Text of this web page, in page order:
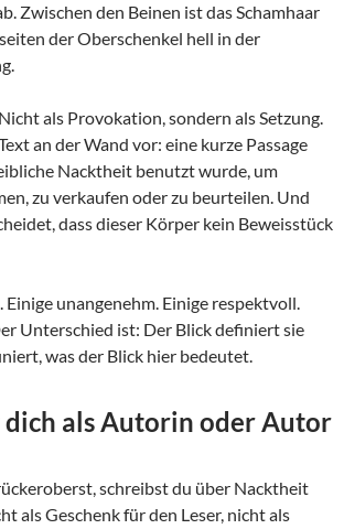
Zwischen den Beinen ist das Schamhaar
der Oberschenkel hell in der
als Provokation, sondern als Setzung.
an der Wand vor: eine kurze Passage
Nacktheit benutzt wurde, um
zu verkaufen oder zu beurteilen. Und
dass dieser Körper kein Beweisstück
Einige unangenehm. Einige respektvoll.
Unterschied ist: Der Blick definiert sie
was der Blick hier bedeutet.
dich als Autorin oder Autor
schreibst du über Nacktheit
als Geschenk für den Leser, nicht als